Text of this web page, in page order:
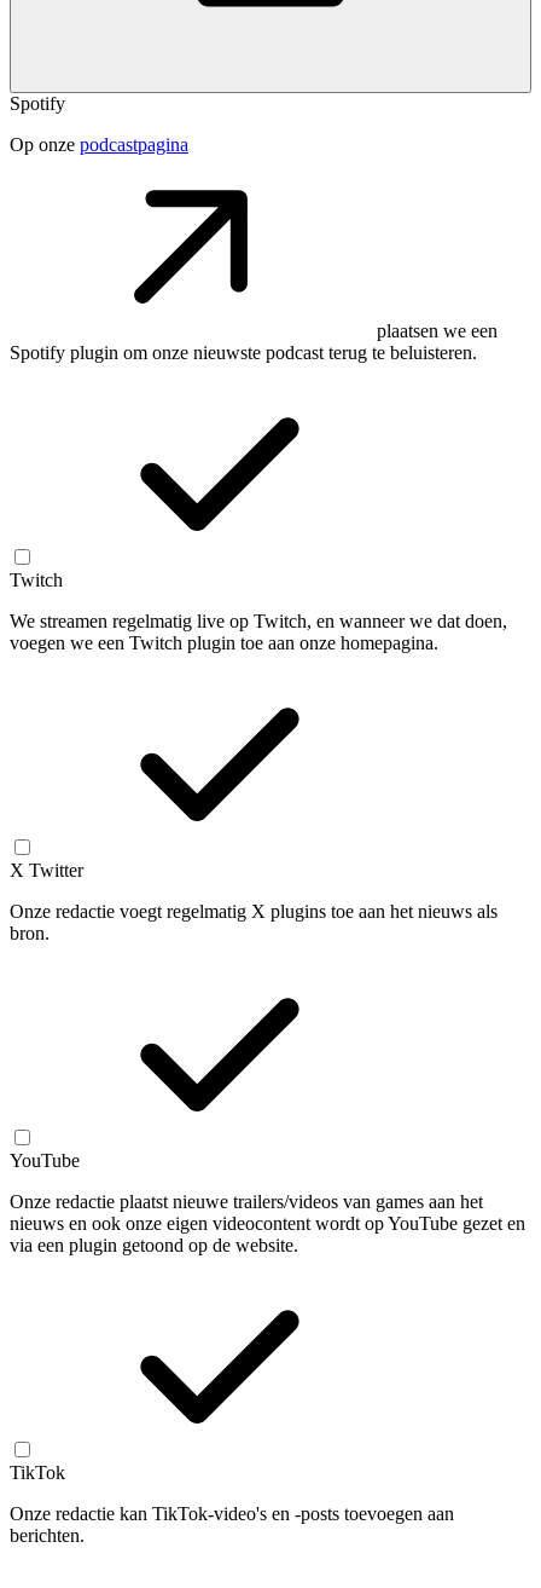
Spotify
Op onze podcastpagina
plaatsen we een
Spotify plugin om onze nieuwste podcast terug te beluisteren.
Twitch
We streamen regelmatig live op Twitch, en wanneer we dat doen,
voegen we een Twitch plugin toe aan onze homepagina.
X Twitter
Onze redactie voegt regelmatig X plugins toe aan het nieuws als
bron.
YouTube
Onze redactie plaatst nieuwe trailers/videos van games aan het
nieuws en ook onze eigen videocontent wordt op YouTube gezet en
via een plugin getoond op de website.
TikTok
Onze redactie kan TikTok-video's en -posts toevoegen aan
berichten.